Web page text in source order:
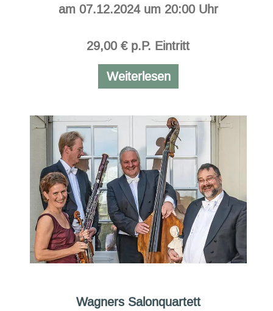
am 07.12.2024 um 20:00 Uhr
29,00 € p.P. Eintritt
WeiterlesenRund
um
Welt
Wagners Salonquartett